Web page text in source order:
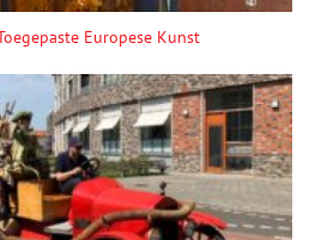
Europese Kunst